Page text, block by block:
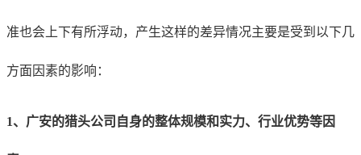
准也会上下有所浮动，产生这样的差异情况主要是受到以下几
方面因素的影响：
1、 广安的猎头公司自身的整体规模和实力、行业优势等因